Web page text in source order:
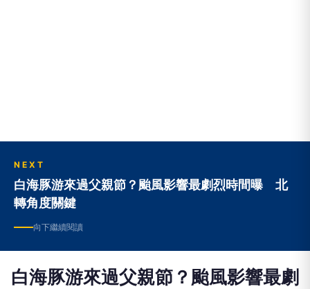
NEXT
白海豚游來過父親節？颱風影響最劇烈時間曝 北
轉角度關鍵
向下繼續閱讀
白海豚游來過父親節？颱風影響最劇